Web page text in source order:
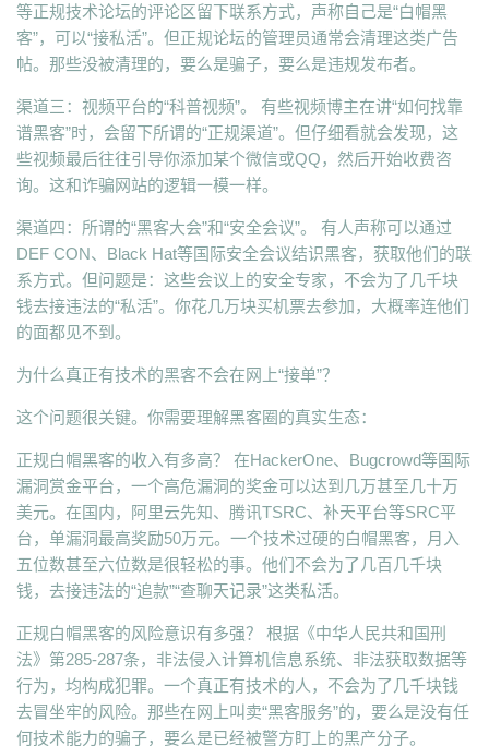
等正规技术论坛的评论区留下联系方式，声称自己是“白帽黑
客”，可以“接私活”。但正规论坛的管理员通常会清理这类广告
帖。那些没被清理的，要么是骗子，要么是违规发布者。
渠道三：视频平台的“科普视频”。 有些视频博主在讲“如何找靠
谱黑客”时，会留下所谓的“正规渠道”。但仔细看就会发现，这
些视频最后往往引导你添加某个微信或QQ，然后开始收费咨
询。这和诈骗网站的逻辑一模一样。
渠道四：所谓的“黑客大会”和“安全会议”。 有人声称可以通过
DEF CON、Black Hat等国际安全会议结识黑客，获取他们的联
系方式。但问题是：这些会议上的安全专家，不会为了几千块
钱去接违法的“私活”。你花几万块买机票去参加，大概率连他们
的面都见不到。
为什么真正有技术的黑客不会在网上“接单”？
这个问题很关键。你需要理解黑客圈的真实生态：
正规白帽黑客的收入有多高？ 在HackerOne、Bugcrowd等国际
漏洞赏金平台，一个高危漏洞的奖金可以达到几万甚至几十万
美元。在国内，阿里云先知、腾讯TSRC、补天平台等SRC平
台，单漏洞最高奖励50万元。一个技术过硬的白帽黑客，月入
五位数甚至六位数是很轻松的事。他们不会为了几百几千块
钱，去接违法的“追款”“查聊天记录”这类私活。
正规白帽黑客的风险意识有多强？ 根据《中华人民共和国刑
法》第285-287条，非法侵入计算机信息系统、非法获取数据等
行为，均构成犯罪。一个真正有技术的人，不会为了几千块钱
去冒坐牢的风险。那些在网上叫卖“黑客服务”的，要么是没有任
何技术能力的骗子，要么是已经被警方盯上的黑产分子。